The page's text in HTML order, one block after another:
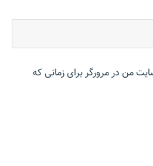
من در مرورگر برای زمانی که